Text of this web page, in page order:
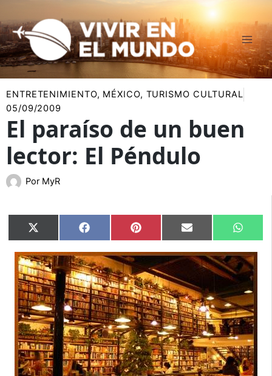
al
contenido
ENTRETENIMIENTO, MÉXICO, TURISMO CULTURAL
05/09/2009
El paraíso de un buen
lector: El Péndulo
Por MyR
Compartir
en
X
(Twitter)
Compartir
en
Facebook Compartir
en
Pinterest Compartir
en
Email
en